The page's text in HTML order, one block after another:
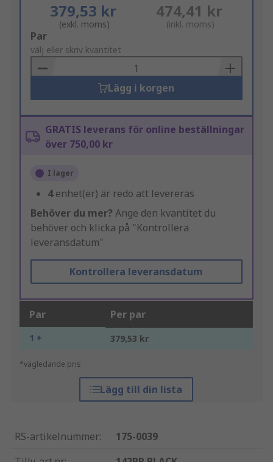
379,53 kr
(exkl. moms)
474,41 kr
(inkl. moms)
Add
to
Basket
Par
välj eller skriv kvantitet
Lägg i korgen
GRATIS leverans för online beställningar
över 750,00 kr
I lager
4enhet(er) är redo att levereras
Behöver du mer? Ange den kvantitet du
behöver och klicka på "Kontrollera
leveransdatum"
Kontrollera leveransdatum
Par Per par
1 + 379,53 kr
*vägledande pris
Lägg till din lista
RS-artikelnummer:
175-0039